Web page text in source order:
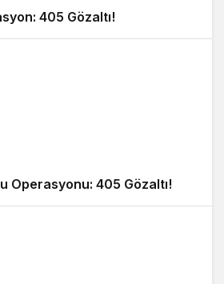
405 Gözaltı!
Operasyonu: 405 Gözaltı!